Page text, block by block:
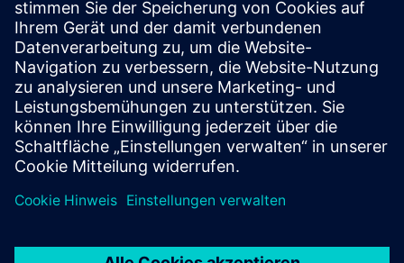
SITRANS P300
The SITRANS P300 delivers accurate, stable pressure
measurements for hygienic food, beverage and
pharmaceutical applications.